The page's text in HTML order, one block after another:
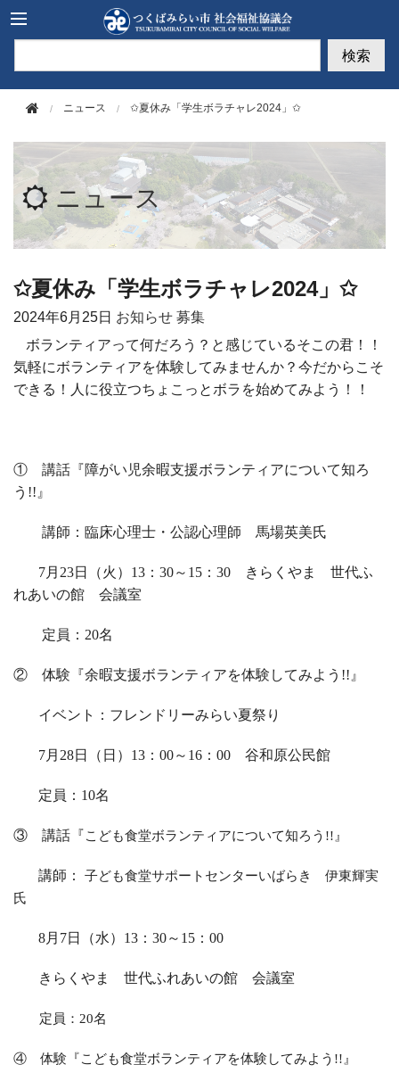
検索
ニュース ✩夏休み「学生ボラチャレ2024」✩
ニュース
✩夏休み「学生ボラチャレ2024」✩
2024年6月25日 お知らせ 募集
ボランティアって何だろう？と感じているそこの君！！
気軽にボランティアを体験してみませんか？今だからこそ
できる！人に役立つちょこっとボラを始めてみよう！！
① 講話『障がい児余暇支援ボランティアについて知ろ
う !! 』
講師：臨床心理士・公認心理師 馬場英美氏
7月 23日（火） 13 ： 30～ 15 ： 30 きらくやま 世代ふ
れあいの館 会議室
定員： 20名
② 体験『余暇支援ボランティアを体験してみよう !! 』
イベント：フレンドリーみらい夏祭り
7月 28日（日） 13 ： 00～ 16 ： 00 谷和原公民館
定員： 10名
③ 講話『こども食堂ボランティアについて知ろう !! 』
講師：
子ども食堂サポートセンターいばらき 伊東輝実
氏
8月 7日（水） 13 ： 30～ 15 ： 00
きらくやま 世代ふれあいの館 会議室
定員： 20名
④ 体験『こども食堂ボランティアを体験してみよう !! 』